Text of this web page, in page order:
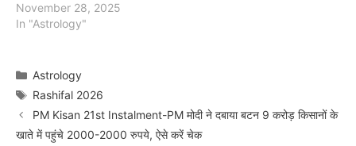
November 28, 2025
In "Astrology"
Categories
Astrology
Tags
Rashifal 2026
PM Kisan 21st Instalment-PM मोदी ने दबाया बटन 9 करोड़ किसानों के
खाते में पहुंचे 2000-2000 रुपये, ऐसे करें चेक